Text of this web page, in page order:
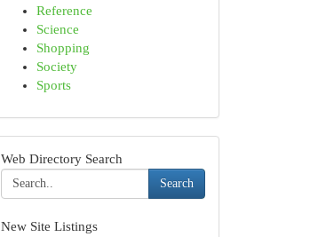
Reference
Science
Shopping
Society
Sports
Web Directory Search
Search
New Site Listings